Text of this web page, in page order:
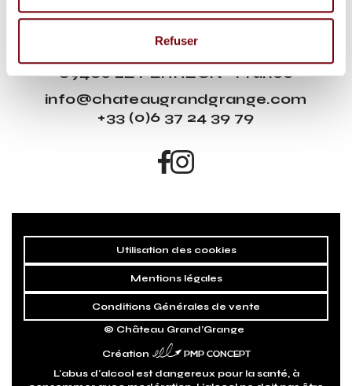
Refuser
Château Grand’Grange
69460 LE PERREON - France
info@chateaugrandgrange.com
+33 (0)6 37 24 39 79
© Château Grand’Grange
Utilisation des cookies
Mentions légales
Conditions Générales de vente
Création PMP CONCEPT
L'abus d'alcool est dangereux pour la santé, à